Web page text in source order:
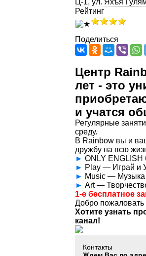
Ц-1, ул. Яхъя
Рейтинг
Поделиться
Центр
лет - это
и учатся
Регулярные
среду.
В Rainbow вы и
дружбу на всю
► ONLY ENGLISH
► Play — Играй и
► Music — Музыка
► Art —
1-е бесплатное
Добро пожаловать
Хотите узнать
канал!
Контакты